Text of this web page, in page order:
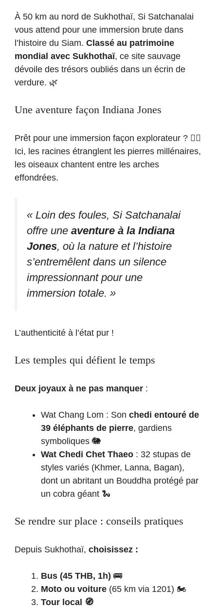
À 50 km au nord de Sukhothaï, Si Satchanalai
vous attend pour une immersion brute dans
l’histoire du Siam. Classé au patrimoine
mondial avec Sukhothaï, ce site sauvage
dévoile des trésors oubliés dans un écrin de
verdure. 🌿
Une aventure façon Indiana Jones
Prêt pour une immersion façon explorateur ? 🕵️‍♂️
Ici, les racines étranglent les pierres millénaires,
les oiseaux chantent entre les arches
effondrées.
« Loin des foules, Si Satchanalai
offre une aventure à la Indiana
Jones, où la nature et l’histoire
s’entremêlent dans un silence
impressionnant pour une
immersion totale. »
L’authenticité à l’état pur !
Les temples qui défient le temps
Deux joyaux à ne pas manquer :
Wat Chang Lom : Son chedi entouré de
39 éléphants de pierre, gardiens
symboliques 🐘
Wat Chedi Chet Thaeo : 32 stupas de
styles variés (Khmer, Lanna, Bagan),
dont un abritant un Bouddha protégé par
un cobra géant 🐍
Se rendre sur place : conseils pratiques
Depuis Sukhothaï, choisissez :
Bus (45 THB, 1h) 🚌
Moto ou voiture (65 km via 1201) 🏍️
Tour local 🧭